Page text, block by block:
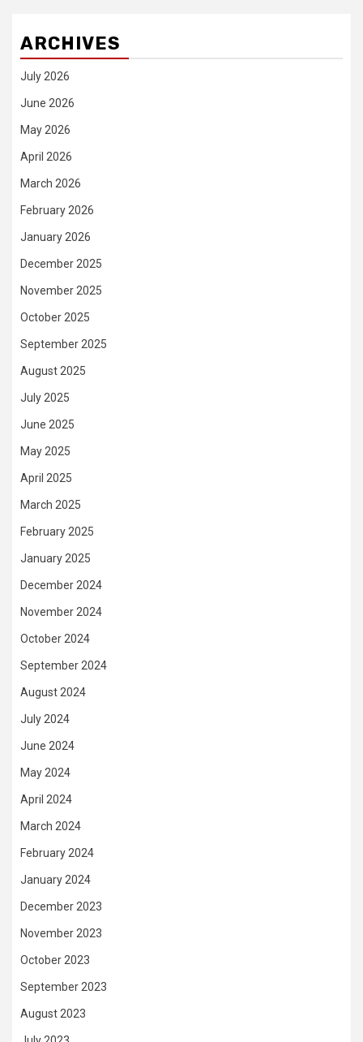
ARCHIVES
July 2026
June 2026
May 2026
April 2026
March 2026
February 2026
January 2026
December 2025
November 2025
October 2025
September 2025
August 2025
July 2025
June 2025
May 2025
April 2025
March 2025
February 2025
January 2025
December 2024
November 2024
October 2024
September 2024
August 2024
July 2024
June 2024
May 2024
April 2024
March 2024
February 2024
January 2024
December 2023
November 2023
October 2023
September 2023
August 2023